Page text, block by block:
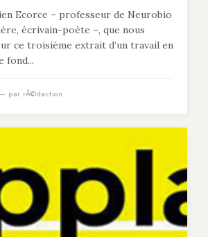
Ecorce – professeur de Neurobio
écrivain-poète –, que nous
ce troisième extrait d’un travail en
fond...
— par rÃ©daction